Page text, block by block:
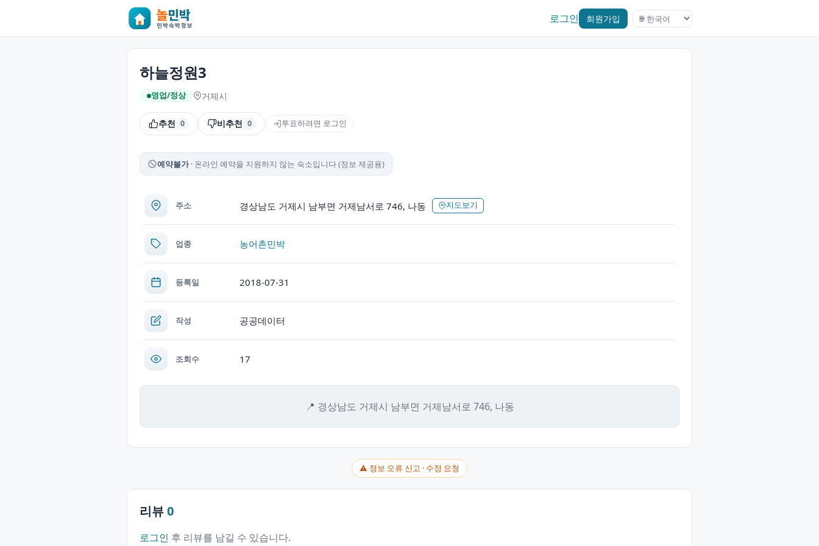
로그인 회원가입
하늘정원3
영업/정상 거제시
추천 0 비추천 0 투표하려면 로그인
예약불가 온라인 예약을 지원하지 않는 숙소입니다 (정보 제공용)
주소 경상남도 거제시 남부면 거제남서로 746, 나동 지도보기
업종 농어촌민박
등록일 2018-07-31
작성 공공데이터
조회수 17
📍 경상남도 거제시 남부면 거제남서로 746, 나동
⚠ 정보 오류 신고 · 수정 요청
리뷰0
로그인 후 리뷰를 남길 수 있습니다.